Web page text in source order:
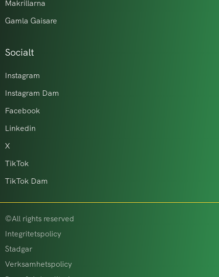
Makrillarna
Gamla Gaisare
Socialt
Instagram
Instagram Dam
Facebook
Linkedin
X
TikTok
TikTok Dam
©All rights reserved
Integritetspolicy
Stadgar
Verksamhetspolicy